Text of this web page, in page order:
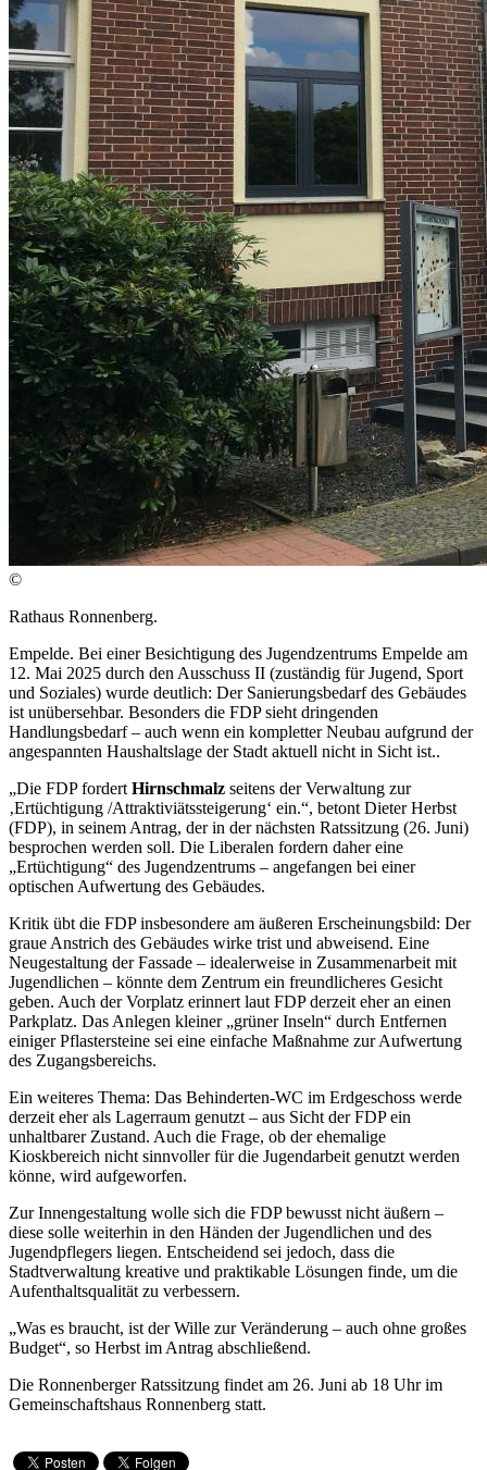
©
Rathaus Ronnenberg.
Empelde. Bei einer Besichtigung des Jugendzentrums Empelde am
12. Mai 2025 durch den Ausschuss II (zuständig für Jugend, Sport
und Soziales) wurde deutlich: Der Sanierungsbedarf des Gebäudes
ist unübersehbar. Besonders die FDP sieht dringenden
Handlungsbedarf – auch wenn ein kompletter Neubau aufgrund der
angespannten Haushaltslage der Stadt aktuell nicht in Sicht ist..
„Die FDP fordert Hirnschmalz seitens der Verwaltung zur
‚Ertüchtigung /Attraktiviätssteigerung‘ ein.“, betont Dieter Herbst
(FDP), in seinem Antrag, der in der nächsten Ratssitzung (26. Juni)
besprochen werden soll. Die Liberalen fordern daher eine
„Ertüchtigung“ des Jugendzentrums – angefangen bei einer
optischen Aufwertung des Gebäudes.
Kritik übt die FDP insbesondere am äußeren Erscheinungsbild: Der
graue Anstrich des Gebäudes wirke trist und abweisend. Eine
Neugestaltung der Fassade – idealerweise in Zusammenarbeit mit
Jugendlichen – könnte dem Zentrum ein freundlicheres Gesicht
geben. Auch der Vorplatz erinnert laut FDP derzeit eher an einen
Parkplatz. Das Anlegen kleiner „grüner Inseln“ durch Entfernen
einiger Pflastersteine sei eine einfache Maßnahme zur Aufwertung
des Zugangsbereichs.
Ein weiteres Thema: Das Behinderten-WC im Erdgeschoss werde
derzeit eher als Lagerraum genutzt – aus Sicht der FDP ein
unhaltbarer Zustand. Auch die Frage, ob der ehemalige
Kioskbereich nicht sinnvoller für die Jugendarbeit genutzt werden
könne, wird aufgeworfen.
Zur Innengestaltung wolle sich die FDP bewusst nicht äußern –
diese solle weiterhin in den Händen der Jugendlichen und des
Jugendpflegers liegen. Entscheidend sei jedoch, dass die
Stadtverwaltung kreative und praktikable Lösungen finde, um die
Aufenthaltsqualität zu verbessern.
„Was es braucht, ist der Wille zur Veränderung – auch ohne großes
Budget“, so Herbst im Antrag abschließend.
Die Ronnenberger Ratssitzung findet am 26. Juni ab 18 Uhr im
Gemeinschaftshaus Ronnenberg statt.